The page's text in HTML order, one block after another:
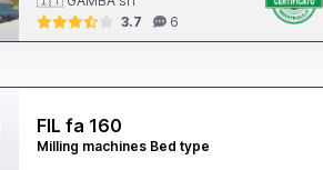
3.7
6
FIL fa 160
Milling machines Bed type